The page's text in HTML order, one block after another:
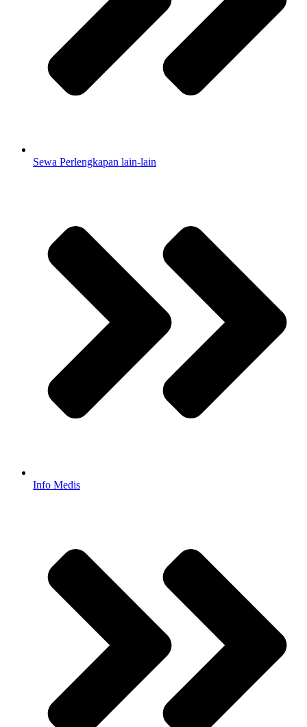
Sewa Perlengkapan lain-lain
Info Medis